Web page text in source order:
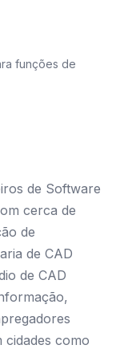
funções de
de Software
cerca de
de
de CAD
de CAD
cidades como